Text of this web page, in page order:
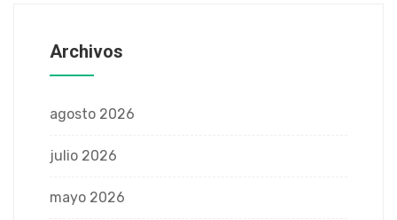
Archivos
agosto 2026
julio 2026
mayo 2026